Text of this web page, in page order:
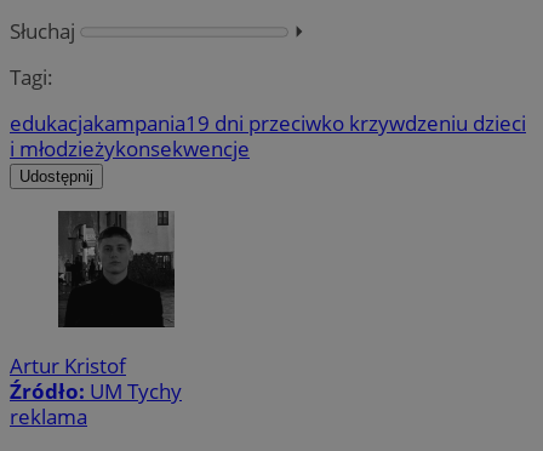
Słuchaj
⏵︎
Tagi:
edukacjakampania19 dni przeciwko krzywdzeniu dzieci
i młodzieżykonsekwencje
Udostępnij
Artur Kristof
Źródło: UM Tychy
reklama